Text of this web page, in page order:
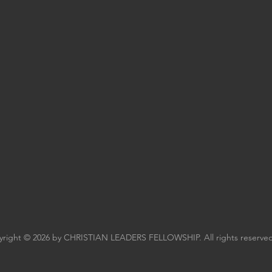
© 2026 by CHRISTIAN LEADERS FELLOWSHIP. All rights